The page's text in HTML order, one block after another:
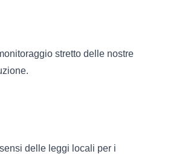
stretto delle nostre
delle leggi locali per i